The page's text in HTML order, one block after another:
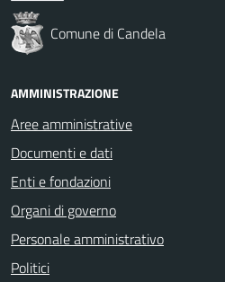
Comune di Candela
AMMINISTRAZIONE
Aree amministrative
Documenti e dati
Enti e fondazioni
Organi di governo
Personale amministrativo
Politici